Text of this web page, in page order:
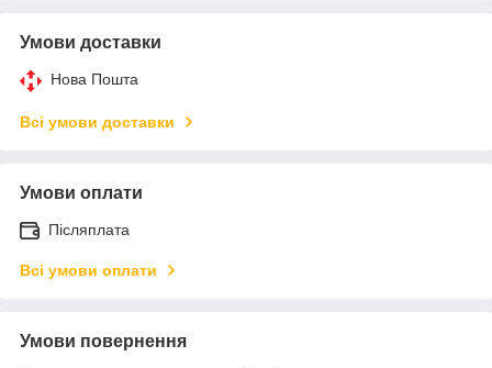
Умови доставки
Нова Пошта
Всі умови доставки
Умови оплати
Післяплата
Всі умови оплати
Умови повернення